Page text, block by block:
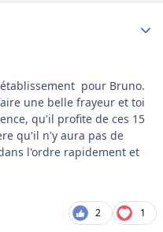
pour Bruno.
une belle frayeur et toi
qu'il profite de ces 15
qu'il n'y aura pas de
l'ordre rapidement et
2 1